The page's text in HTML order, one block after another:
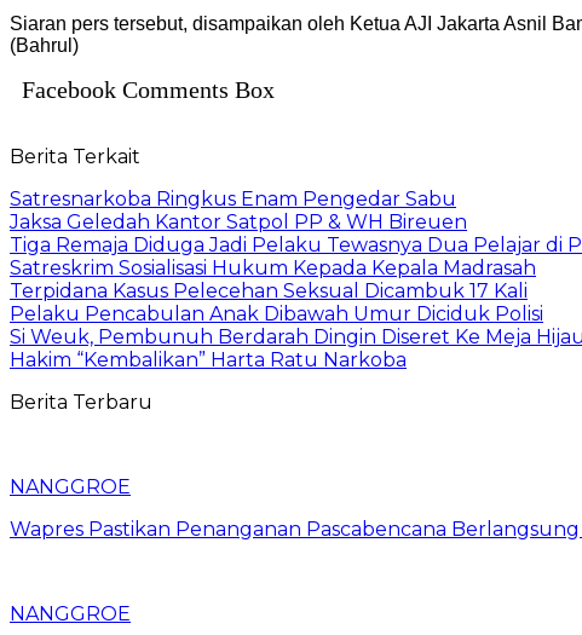
Siaran pers tersebut, disampaikan oleh Ketua AJI Jakarta Asnil
(Bahrul)
Facebook Comments Box
Berita Terkait
Satresnarkoba Ringkus Enam Pengedar Sabu
Jaksa Geledah Kantor Satpol PP & WH Bireuen
Tiga Remaja Diduga Jadi Pelaku Tewasnya Dua Pelajar di
Satreskrim Sosialisasi Hukum Kepada Kepala Madrasah
Terpidana Kasus Pelecehan Seksual Dicambuk 17 Kali
Pelaku Pencabulan Anak Dibawah Umur Diciduk Polisi
Si Weuk, Pembunuh Berdarah Dingin Diseret Ke Meja Hijau
Hakim “Kembalikan” Harta Ratu Narkoba
Berita Terbaru
NANGGROE
Wapres Pastikan Penanganan Pascabencana Berlangsung
NANGGROE